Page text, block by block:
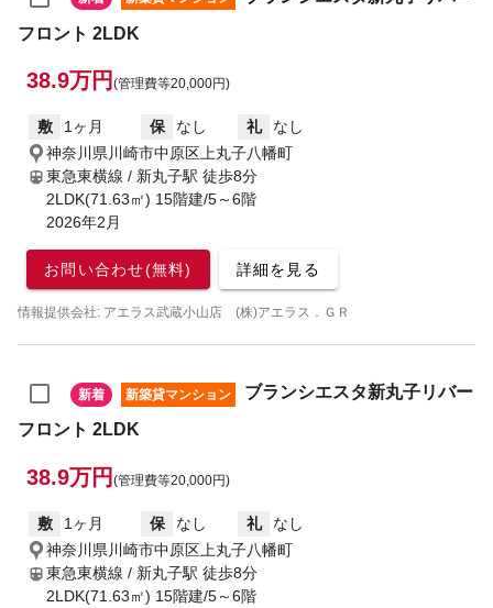
フロント 2LDK
38.9万円 (管理費等20,000円)
敷 1ヶ月 保 なし 礼
なし
神奈川県川崎市中原区上丸子八幡町
東急東横線 / 新丸子駅 徒歩8分
2LDK(71.63㎡) 15階建/5～6階
2026年2月
お問い合わせ(無料) 詳細を見る
情報提供会社: アエラス武蔵小山店 (株)アエラス．ＧＲ
新着 新築貸マンション
ブランシエスタ新丸子リバー
フロント 2LDK
38.9万円 (管理費等20,000円)
敷 1ヶ月 保 なし 礼
なし
神奈川県川崎市中原区上丸子八幡町
東急東横線 / 新丸子駅 徒歩8分
2LDK(71.63㎡) 15階建/5～6階